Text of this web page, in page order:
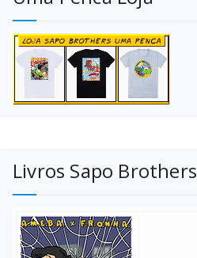
Livros Sapo Brothers